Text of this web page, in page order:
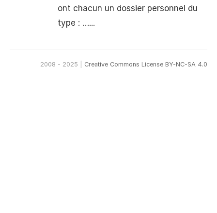
ont chacun un dossier personnel du
type : …...
2008 - 2025 | Creative Commons License BY-NC-SA 4.0